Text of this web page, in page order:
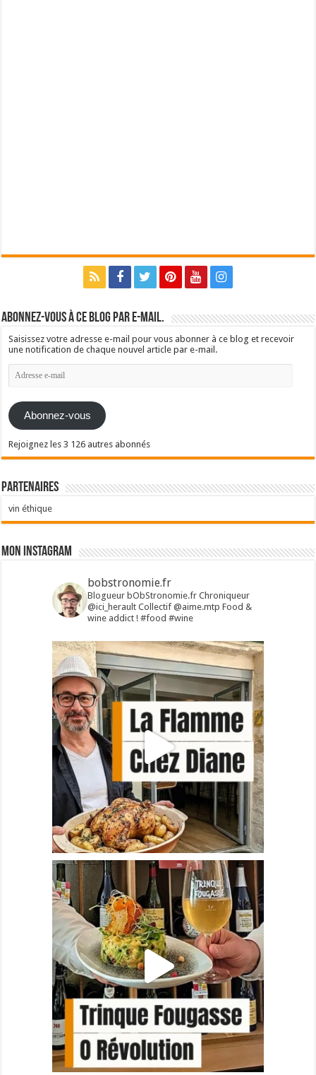
Abonnez-vous à ce blog par e-mail.
Saisissez votre adresse e-mail pour vous abonner à ce blog et recevoir
une notification de chaque nouvel article par e-mail.
Adresse
e-
Abonnez-vous
Rejoignez les 3 126 autres abonnés
Partenaires
vin éthique
Mon Instagram
bobstronomie.fr
Blogueur bObStronomie.fr Chroniqueur
@ici_heraultCollectif @aime.mtp Food &
wine addict !#food #wine